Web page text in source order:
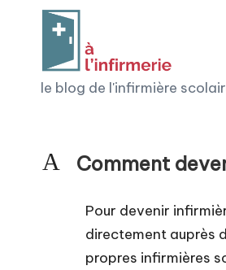
contentà
n
le blog de l'infirmière
A Comment
Pour devenir
directement auprès
propres infirmières